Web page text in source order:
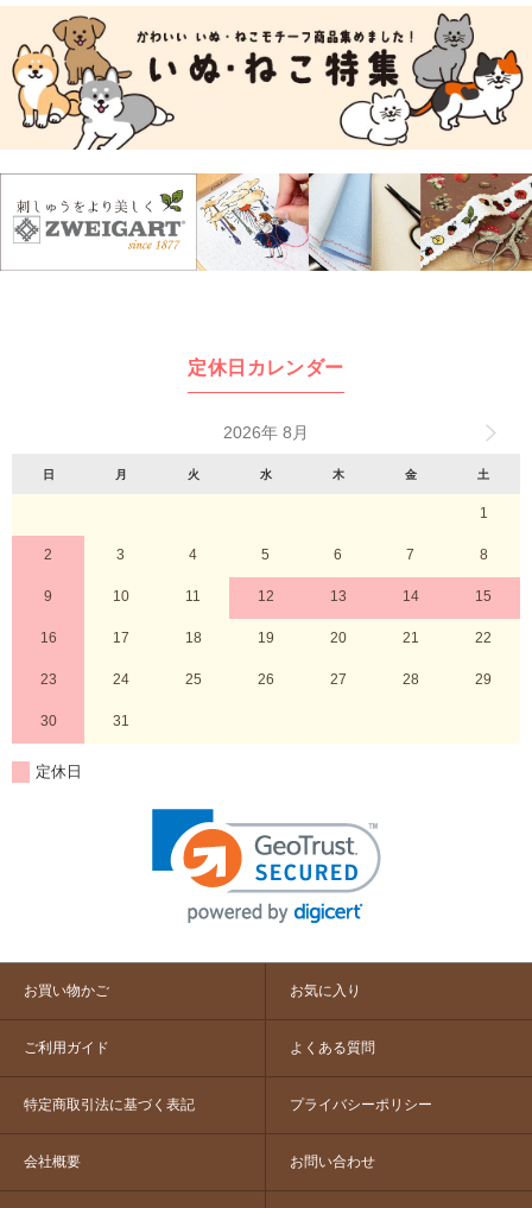
定休日カレンダー
2026年 8月
日 月 火 水 木 金 土
1
2 3 4 5 6 7 8
9 10 11 12 13 14 15
16 17 18 19 20 21 22
23 24 25 26 27 28 29
30 31
定休日
お買い物かご お気に入り
ご利用ガイド よくある質問
特定商取引法に基づく表記 プライバシーポリシー
会社概要 お問い合わせ